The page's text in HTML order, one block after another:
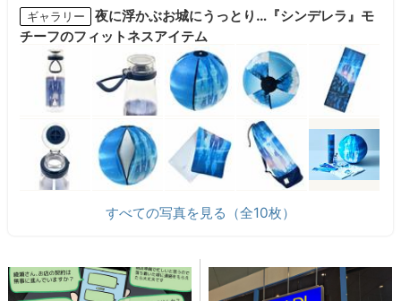
ギャラリー
夜に浮かぶお城にうっとり…『シンデレラ』モ
チーフのフィットネスアイテム
すべての写真を見る（全10枚）